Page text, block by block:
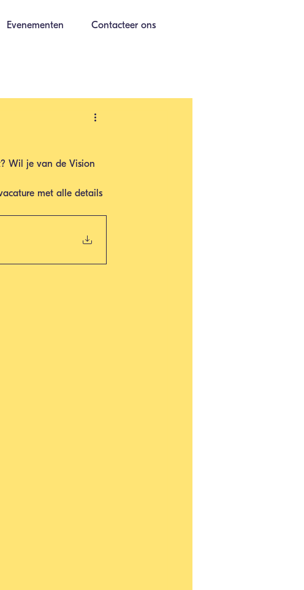
Evenementen Contacteer ons
Wil je van de Vision
met alle details